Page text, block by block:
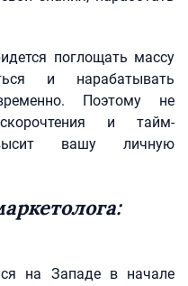
поглощать массу
и нарабатывать
Поэтому не
и тайм-
вашу личную
на Западе в начале